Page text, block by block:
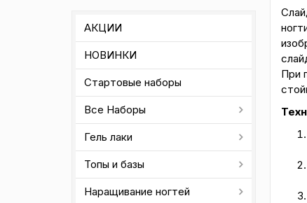
АКЦИИ
НОВИНКИ
Стартовые наборы
Все Наборы
Гель лаки
Топы и базы
Наращивание ногтей
При